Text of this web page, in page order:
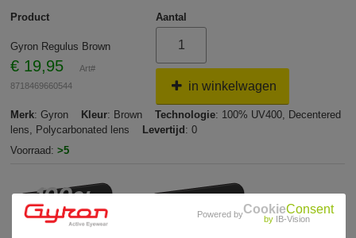
Product Aantal
Gyron Regulus Brown
€ 19,95
Art#
8718469660544
in winkelwagen
Merk: Gyron Kleur: BrownTechnologie: 100% UV400, Decentered
lens, Polycarbonated lens Levertijd: 0
Voorraad:>5
Powered byCookieConsent
by IB-Vision